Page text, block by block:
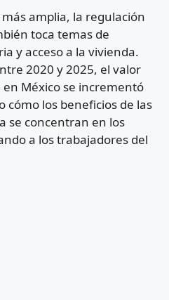
amplia, la regulación
toca temas de
y acceso a la vivienda.
2020 y 2025, el valor
México se incrementó
cómo los beneficios de las
se concentran en los
a los trabajadores del